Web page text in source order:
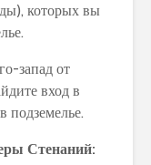
которых вы
запад от
вход в
подземелье.
Стенаний: